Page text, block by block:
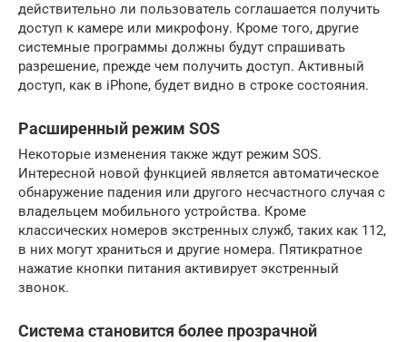
действительно ли пользователь соглашается получить
доступ к камере или микрофону. Кроме того, другие
системные программы должны будут спрашивать
разрешение, прежде чем получить доступ. Активный
доступ, как в iPhone, будет видно в строке состояния.
Расширенный режим SOS
Некоторые изменения также ждут режим SOS.
Интересной новой функцией является автоматическое
обнаружение падения или другого несчастного случая с
владельцем мобильного устройства. Кроме
классических номеров экстренных служб, таких как 112,
в них могут храниться и другие номера. Пятикратное
нажатие кнопки питания активирует экстренный
звонок.
Система становится более прозрачной